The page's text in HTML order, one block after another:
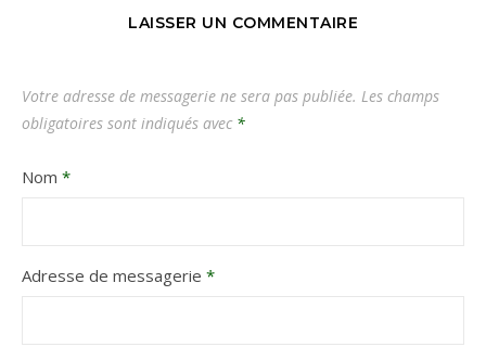
LAISSER UN COMMENTAIRE
Votre adresse de messagerie ne sera pas publiée. Les champs
obligatoires sont indiqués avec *
Nom *
Adresse de messagerie *